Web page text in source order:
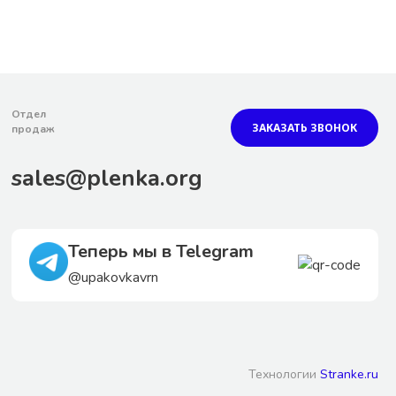
Отдел
продаж
ЗАКАЗАТЬ ЗВОНОК
sales@plenka.org
Теперь мы в Telegram
@upakovkavrn
Технологии Stranke.ru